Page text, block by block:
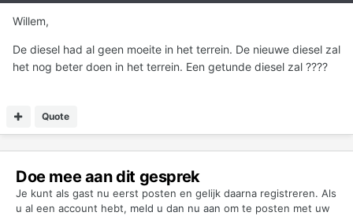
Willem,
De diesel had al geen moeite in het terrein. De nieuwe diesel zal
het nog beter doen in het terrein. Een getunde diesel zal ????
Quote
Doe mee aan dit gesprek
Je kunt als gast nu eerst posten en gelijk daarna registreren. Als
u al een account hebt, meld u dan nu aan om te posten met uw